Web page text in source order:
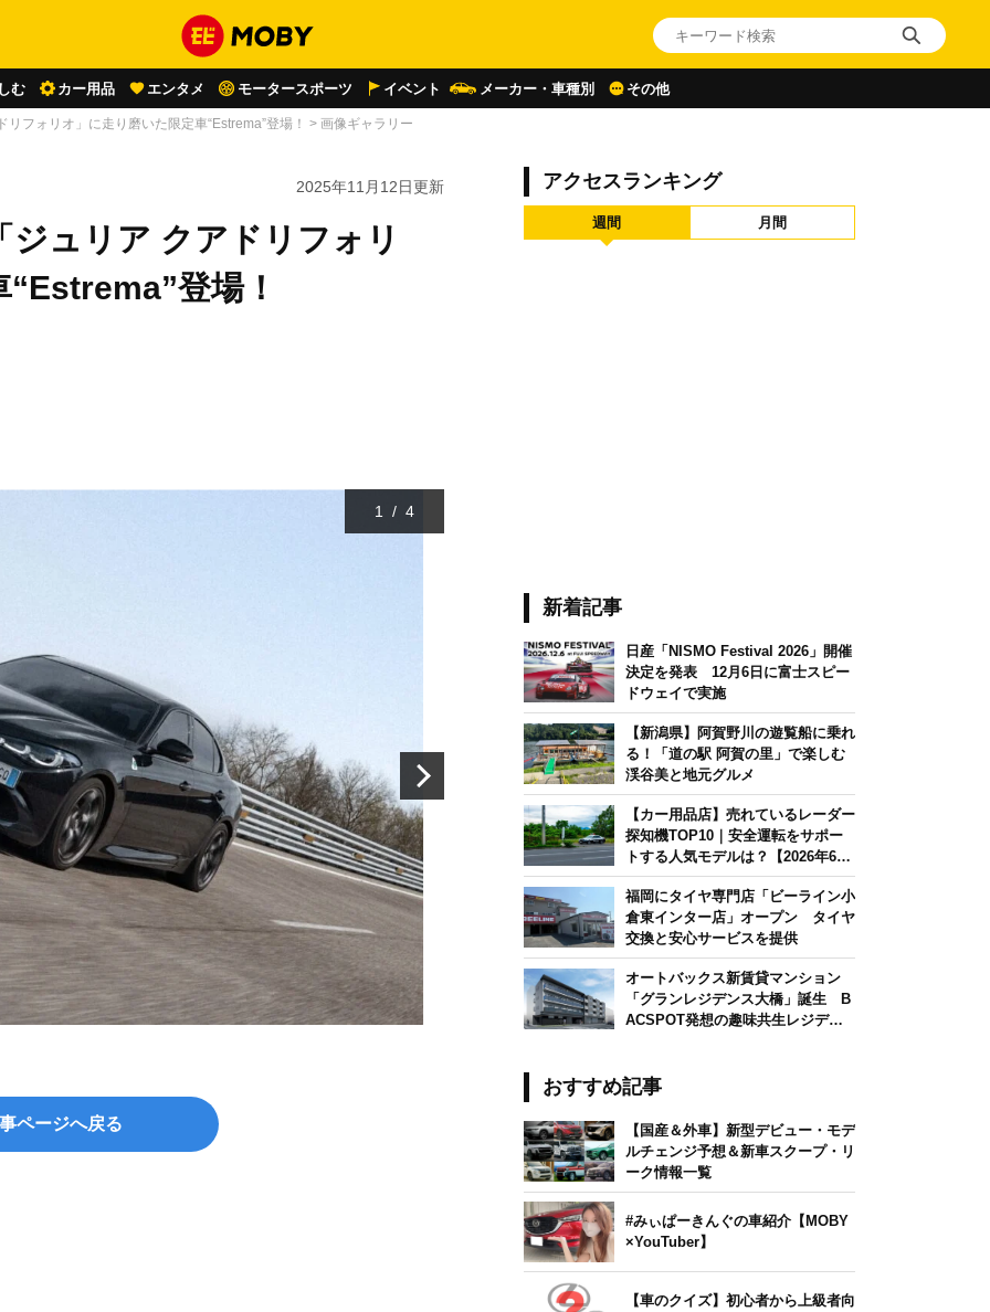
む カー用品 エンタメ モータースポーツ イベント メーカー・車種別 その他
フォリオ」に走り磨いた限定車“Estrema”登場！ > 画像ギャラリー
2025年11月12日更新
ュリア クアドリフォリ
登場！
1 / 4
ページへ戻る
アクセスランキング
週間 月間
新着記事
日産「NISMO Festival 2026」開催
決定を発表 12月6日に富士スピー
ドウェイで実施
【新潟県】阿賀野川の遊覧船に乗れ
る！「道の駅 阿賀の里」で楽しむ
渓谷美と地元グルメ
【カー用品店】売れているレーダー
探知機TOP10｜安全運転をサポー
トする人気モデルは？【2026年6月
版】
福岡にタイヤ専門店「ビーライン小
倉東インター店」オープン タイヤ
交換と安心サービスを提供
オートバックス新賃貸マンション
「グランレジデンス大橋」誕生 B
ACSPOT発想の趣味共生レジデン
おすすめ記事
【国産＆外車】新型デビュー・モデ
ルチェンジ予想＆新車スクープ・リ
ーク情報一覧
#みぃぱーきんぐの車紹介【MOBY
×YouTuber】
【車のクイズ】初心者から上級者向